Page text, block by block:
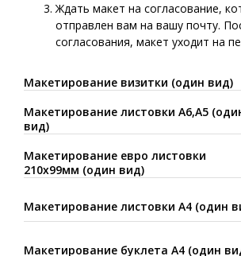
Ждать макет на согласование,
отправлен вам на вашу почту.
согласования, макет уходит на
Макетирование визитки (один вид)
Макетирование листовки А6,А5
вид)
Макетирование евро листовки
210х99мм (один вид)
Макетирование листовки А4 (один
Макетирование буклета А4 (один